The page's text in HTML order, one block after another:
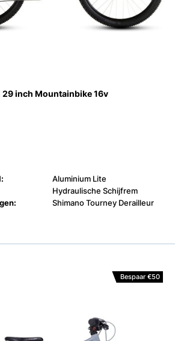
29 inch Mountainbike 16v
Aluminium Lite
Hydraulische Schijfrem
Shimano Tourney Derailleur
Bespaar €50